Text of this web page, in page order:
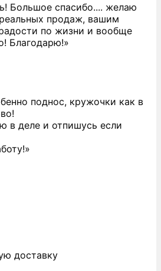
Большое спасибо.... желаю
продаж, вашим
по жизни и вообще
Благодарю!»
поднос, кружочки как в
в деле и отпишусь если
доставку